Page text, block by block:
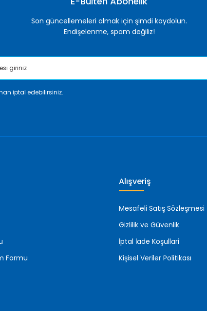
Son güncellemeleri almak için şimdi kaydolun.
Endişelenme, spam değiliz!
iptal edebilirsiniz.
Formu
Alışveriş
Mesafeli Satış Sözleşmesi
Gizlilik ve Güvenlik
İptal İade Koşullari
Kişisel Veriler Politikası